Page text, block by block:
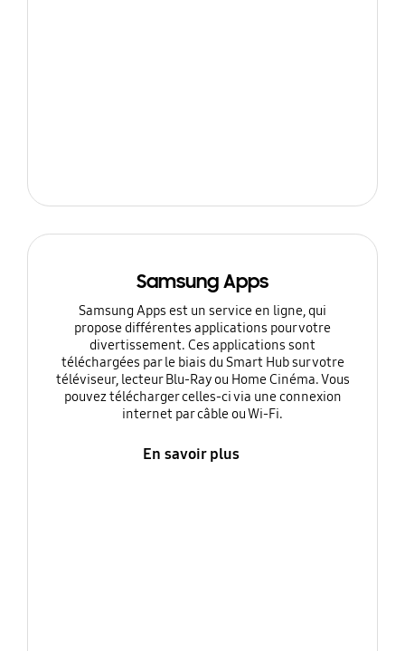
Samsung Apps
Samsung Apps est un service en ligne, qui
propose différentes applications pour votre
divertissement. Ces applications sont
téléchargées par le biais du Smart Hub sur votre
téléviseur, lecteur Blu-Ray ou Home Cinéma. Vous
pouvez télécharger celles-ci via une connexion
internet par câble ou Wi-Fi.
En savoir plus